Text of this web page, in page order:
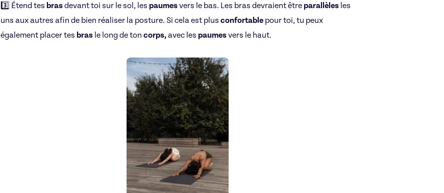
3️⃣ Étend tes brasdevant toi sur le sol, les paumesvers le bas. Les bras devraient êtreparallèles les
uns aux autres afin de bien réaliser la posture. Si cela est plus confortable pour toi, tu peux
également placer tes bras le long de ton corps,avec les paumesvers le haut.